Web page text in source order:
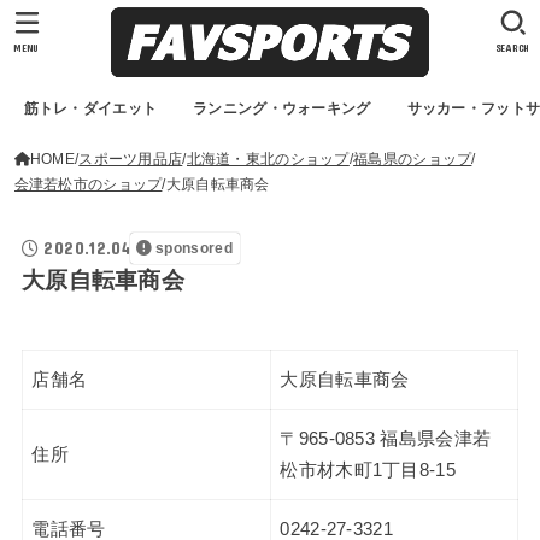
筋トレ・ダイエット ランニング・ウォーキング サッカー・フット
SEARCH
MENU
HOME スポーツ用品店 北海道・東北のショップ 福島県のショップ
会津若松市のショップ 大原自転車商会
2020.12.04 sponsored
大原自転車商会
店舗名 大原自転車商会
住所
〒965-0853 福島県会津若
松市材木町1丁目8-15
電話番号 0242-27-3321